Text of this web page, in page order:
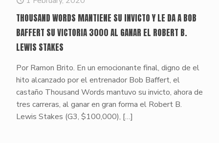
THOUSAND WORDS MANTIENE SU INVICTO Y LE DA A BOB
BAFFERT SU VICTORIA 3000 AL GANAR EL ROBERT B.
LEWIS STAKES
Por Ramon Brito. En un emocionante final, digno de el
hito alcanzado por el entrenador Bob Baffert, el
castaño Thousand Words mantuvo su invicto, ahora de
tres carreras, al ganar en gran forma el Robert B.
Lewis Stakes (G3, $100,000), […]